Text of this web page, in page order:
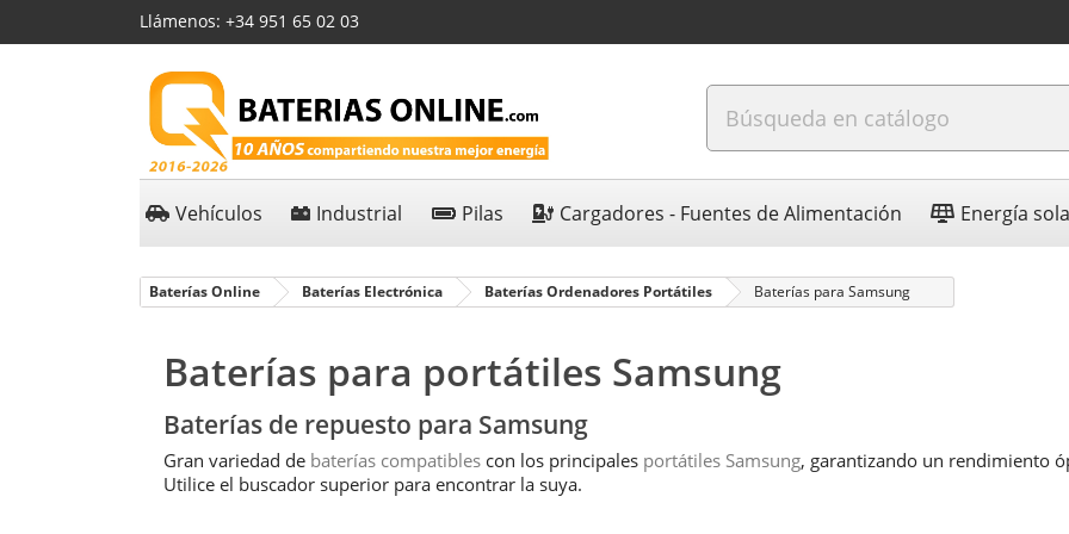
Llámenos: +34 951 65 02 03
Vehículos Industrial Pilas Cargadores - Fuentes de Alimentación Energía
Baterías Online Baterías Electrónica Baterías Ordenadores Portátiles Baterías para Samsung
Baterías para portátiles Samsung
Baterías de repuesto para Samsung
Gran variedad de baterías compatibles con los principales portátiles Samsung, garantizando un rendimiento
Utilice el buscador superior para encontrar la suya.